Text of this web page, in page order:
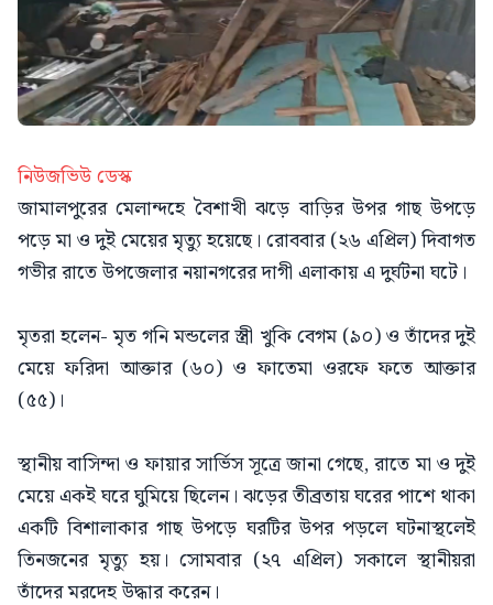
নিউজভিউ ডেস্ক
জামালপুরের মেলান্দহে বৈশাখী ঝড়ে বাড়ির উপর গাছ উপড়ে
পড়ে মা ও দুই মেয়ের মৃত্যু হয়েছে। রোববার (২৬ এপ্রিল) দিবাগত
গভীর রাতে উপজেলার নয়ানগরের দাগী এলাকায় এ দুর্ঘটনা ঘটে।
মৃতরা হলেন- মৃত গনি মন্ডলের স্ত্রী খুকি বেগম (৯০) ও তাঁদের দুই
মেয়ে ফরিদা আক্তার (৬০) ও ফাতেমা ওরফে ফতে আক্তার
(৫৫)।
স্থানীয় বাসিন্দা ও ফায়ার সার্ভিস সূত্রে জানা গেছে, রাতে মা ও দুই
মেয়ে একই ঘরে ঘুমিয়ে ছিলেন। ঝড়ের তীব্রতায় ঘরের পাশে থাকা
একটি বিশালাকার গাছ উপড়ে ঘরটির উপর পড়লে ঘটনাস্থলেই
তিনজনের মৃত্যু হয়। সোমবার (২৭ এপ্রিল) সকালে স্থানীয়রা
তাঁদের মরদেহ উদ্ধার করেন।